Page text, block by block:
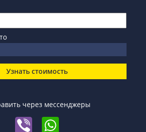
Узнать стоимость
через мессенджеры